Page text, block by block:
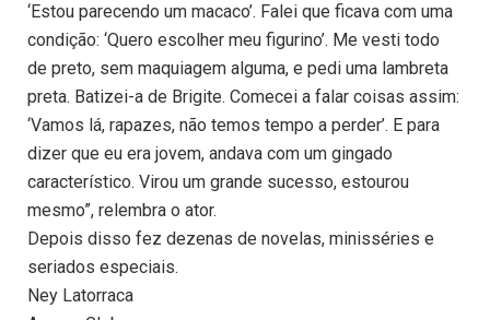
‘Estou parecendo um macaco’. Falei que ficava com uma
condição: ‘Quero escolher meu figurino’. Me vesti todo
de preto, sem maquiagem alguma, e pedi uma lambreta
preta. Batizei-a de Brigite. Comecei a falar coisas assim:
‘Vamos lá, rapazes, não temos tempo a perder’. E para
dizer que eu era jovem, andava com um gingado
característico. Virou um grande sucesso, estourou
mesmo”, relembra o ator.
Depois disso fez dezenas de novelas, minisséries e
seriados especiais.
Ney Latorraca